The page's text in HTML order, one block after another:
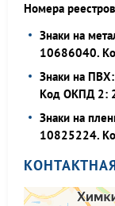
Номера
Знаки на
10686040.
Знаки на
Код ОКПД 2:
Знаки на
10825224.